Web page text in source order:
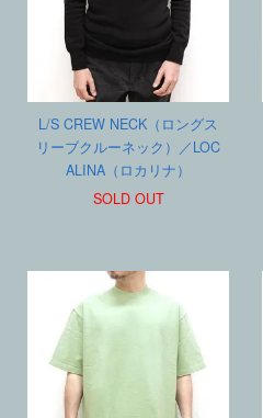
L/S CREW NECK（ロングス
リーブクルーネック）／LOC
ALINA（ロカリナ）
SOLD OUT